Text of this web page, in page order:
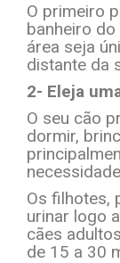
O primeiro
banheiro do
área seja
distante da
2- Eleja
O seu cão
dormir,
Os filhotes,
urinar logo
cães
de 15 a 30